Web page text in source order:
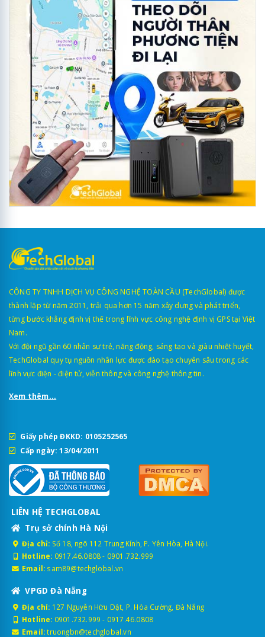
CÔNG TY TNHH DỊCH VỤ CÔNG NGHỆ TOÀN CẦU (TechGlobal) được
thành lập từ năm 2011, trải qua hơn 15 năm xây dựng và phát triển,
từng bước khẳng định vị thế trong lĩnh vực công nghệ định vị GPS tại Việt
Nam.
Với đội ngũ gần 60 nhân sự trẻ, năng động, sáng tạo và giàu nhiệt huyết,
TechGlobal quy tụ nguồn nhân lực được đào tạo chuyên sâu trong các
lĩnh vực điện - điện tử, viễn thông và công nghệ thông tin.
Xem thêm...
Giấy phép ĐKKD: 0105252565
Cấp ngày: 13/04/2011
LIÊN HỆ TECHGLOBAL
Trụ sở chính Hà Nội
Địa chỉ: Số 18, ngõ 112 Trung Kính, P. Yên Hòa, Hà Nội.
Hotline: 0917.46.0808- 0901.732.999
Email: sam89@techglobal.vn
VPGD Đà Nẵng
Địa chỉ: 127 Nguyễn Hữu Dật, P. Hòa Cường, Đà Nẵng
Hotline: 0901.732.999 - 0917.46.0808
Email: truongbn@techglobal.vn